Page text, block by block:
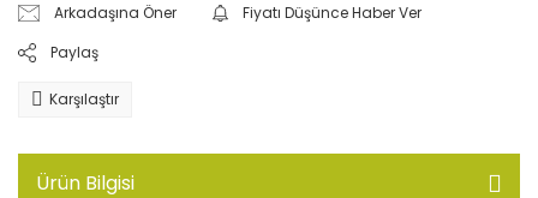
Arkadaşına Öner
Fiyatı Düşünce Haber Ver
Paylaş
Karşılaştır
Ürün Bilgisi